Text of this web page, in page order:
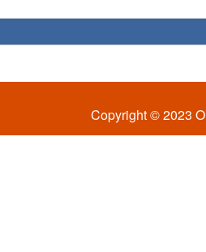
Copyright © 2023